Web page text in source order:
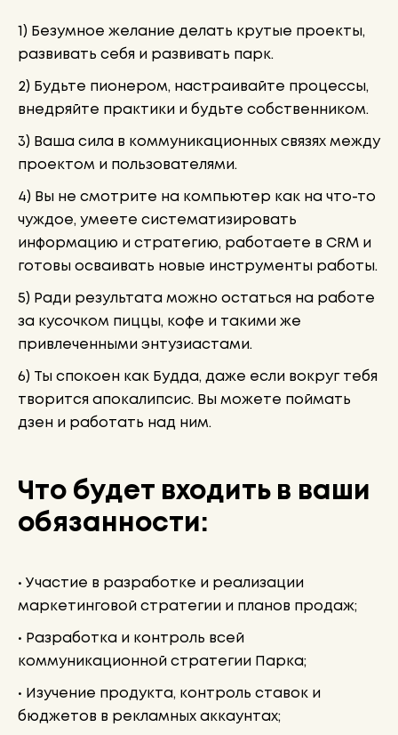
1) Безумное желание делать крутые проекты,
развивать себя и развивать парк.
2) Будьте пионером, настраивайте процессы,
внедряйте практики и будьте собственником.
3) Ваша сила в коммуникационных связях между
проектом и пользователями.
4) Вы не смотрите на компьютер как на что-то
чуждое, умеете систематизировать
информацию и стратегию, работаете в CRM и
готовы осваивать новые инструменты работы.
5) Ради результата можно остаться на работе
за кусочком пиццы, кофе и такими же
привлеченными энтузиастами.
6) Ты спокоен как Будда, даже если вокруг тебя
творится апокалипсис. Вы можете поймать
дзен и работать над ним.
Что будет входить в ваши
обязанности:
• Участие в разработке и реализации
маркетинговой стратегии и планов продаж;
• Разработка и контроль всей
коммуникационной стратегии Парка;
• Изучение продукта, контроль ставок и
бюджетов в рекламных аккаунтах;